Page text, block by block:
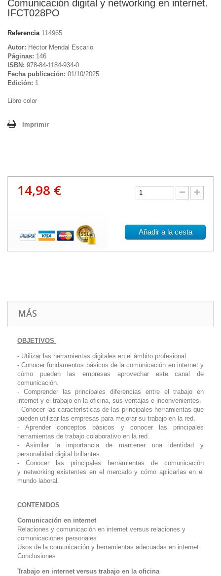
Comunicación digital y networking en internet.
IFCT028PO
Referencia 114965
Autor: Héctor Mendal Escario
Páginas: 146
ISBN: 978-84-1184-934-0
Fecha publicación: 01/10/2025
Edición: 1
Libro color
Imprimir
14,98 €
Añadir a la cesta
MÁS
OBJETIVOS
- Utilizar las herramientas digitales en el ámbito profesional.
- Conocer fundamentos básicos de la comunicación en internet y
cómo pueden las empresas aprovechar este canal de
comunicación.
- Comprender las principales diferencias entre el trabajo en
internet y el trabajo en la oficina, sus ventajas e inconvenientes.
- Conocer las características de las principales herramientas que
pueden utilizar las empresas para mejorar su trabajo en la red.
- Aprender conceptos básicos y conocer las principales
herramientas de trabajo colaborativo en la red.
- Asimilar la importancia de mantener una identidad y
personalidad digital brillantes.
- Conocer las principales herramientas de comunicación
y networkingexistentes en el mercado y cómo aplicarlas en el
mundo laboral.
CONTENIDOS
Comunicación en internet
Relaciones y comunicación en internet versus relaciones y
comunicaciones personales
Usos de la comunicación y herramientas adecuadas en internet
Conclusiones
Trabajo en internet versus trabajo en la oficina